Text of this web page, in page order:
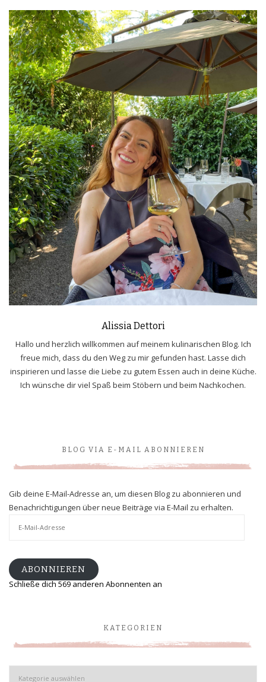
Alissia Dettori
Hallo und herzlich willkommen auf meinem kulinarischen Blog. Ich
freue mich, dass du den Weg zu mir gefunden hast. Lasse dich
inspirieren und lasse die Liebe zu gutem Essen auch in deine Küche.
Ich wünsche dir viel Spaß beim Stöbern und beim Nachkochen.
BLOG VIA E-MAIL ABONNIEREN
Gib deine E-Mail-Adresse an, um diesen Blog zu abonnieren und
Benachrichtigungen über neue Beiträge via E-Mail zu erhalten.
ABONNIEREN
Schließe dich 569 anderen Abonnenten an
KATEGORIEN
Kategorien